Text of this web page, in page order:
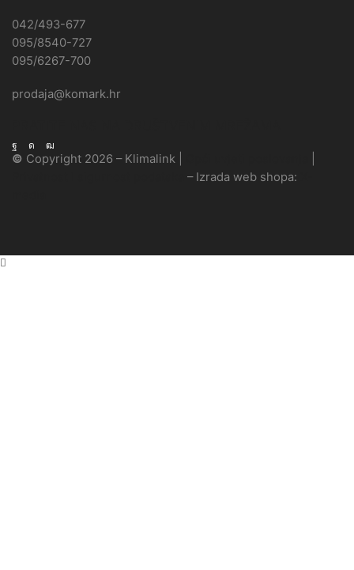
042/493-677
095/8540-727
095/6267-700
prodaja@komark.hr
Facebook
Instagram
Youtube
© Copyright 2026 – Klimalink |
– Izrada web shopa: